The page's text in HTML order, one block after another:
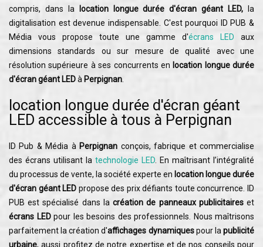
compris, dans la
location longue durée d'écran géant LED, la
digitalisation est devenue indispensable. C'est pourquoi ID PUB &
Média vous propose toute une gamme d'écrans LED aux
dimensions standards ou sur mesure de qualité avec une
résolution supérieure à ses concurrents en location longue durée
d'écran géant LEDà Perpignan
location longue durée d'écran géant
LED accessible à tous à Perpignan
ID Pub & Média à Perpignan conçois, fabrique et commercialise
des écrans utilisant la technologie LED . En maîtrisant l’intégralité
du processus de vente, la société experte en location longue durée
d'écran géant LED propose des prix défiants toute concurrence. ID
PUB est spécialisé dans lacréation de panneaux publicitaireset
écrans LEDpour les besoins des professionnels. Nous maîtrisons
parfaitement la création d'affichages dynamiquespour lapublicité
urbaine, aussi profitez de notre expertise et de nos conseils pour